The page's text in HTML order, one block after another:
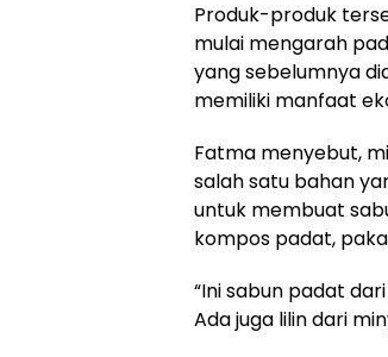
Produk-produk
mulai mengarah
yang sebelumnya
memiliki manfaat
Fatma menyebut,
salah satu bahan
untuk membuat
kompos padat,
“Ini sabun padat
Ada juga lilin dari